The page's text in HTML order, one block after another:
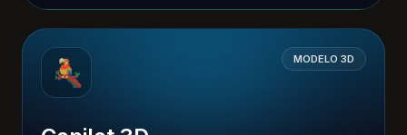
MODELO 3D